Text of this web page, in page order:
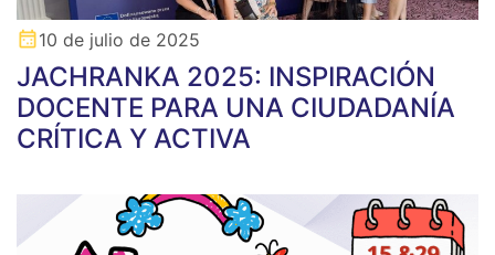
10 de julio de 2025
JACHRANKA 2025: INSPIRACIÓN
DOCENTE PARA UNA CIUDADANÍA
CRÍTICA Y ACTIVA